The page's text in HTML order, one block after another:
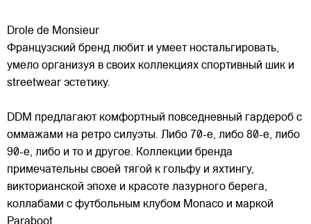
Drole de Monsieur
Французский бренд любит и умеет ностальгировать,
умело организуя в своих коллекциях спортивный шик и
streetwear эстетику.
DDM предлагают комфортный повседневный гардероб с
оммажами на ретро силуэты. Либо 70-е, либо 80-е, либо
90-е, либо и то и другое. Коллекции бренда
примечательны своей тягой к гольфу и яхтингу,
викторианской эпохе и красоте лазурного берега,
коллабами с футбольным клубом Monaco и маркой